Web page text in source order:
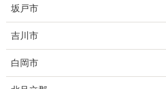
坂戸市
吉川市
白岡市